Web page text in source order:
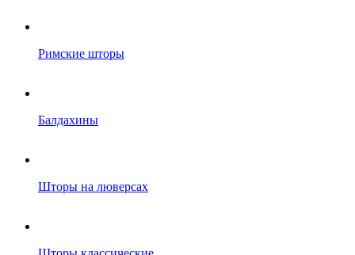
Римские шторы
Балдахины
Шторы на люверсах